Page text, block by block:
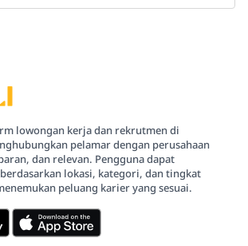
lowongan kerja dan rekrutmen di
pelamar dengan perusahaan
dan relevan. Pengguna dapat
lokasi, kategori, dan tingkat
peluang karier yang sesuai.